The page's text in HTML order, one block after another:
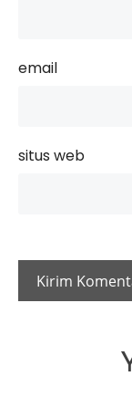
email
situs web